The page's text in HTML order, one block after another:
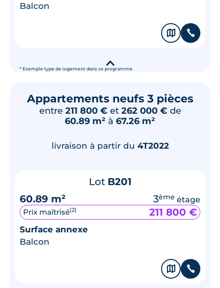
* Exemple type de logement dans ce programme
Balcon
🗞 📞
▾
Appartements neufs 3 pièces
entre 211 800 € et 262 000 € de
60.89 m² à 67.26 m²
livraison à partir du 4T2022
Lot B201
60.89 m²
3ème étage
Prix maîtrisé(2) 211 800 €
Surface annexe
Balcon
🗞 📞